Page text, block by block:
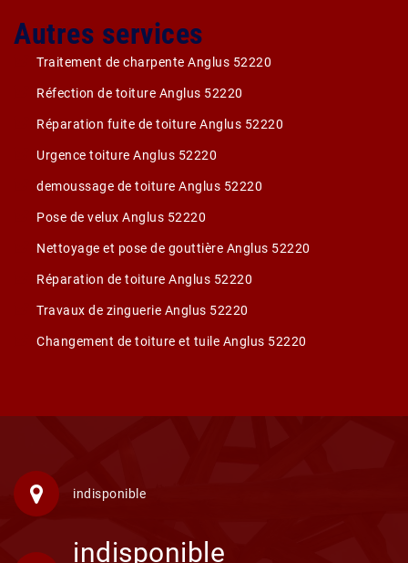
Autres services
Traitement de charpente Anglus 52220
Réfection de toiture Anglus 52220
Réparation fuite de toiture Anglus 52220
Urgence toiture Anglus 52220
demoussage de toiture Anglus 52220
Pose de velux Anglus 52220
Nettoyage et pose de gouttière Anglus 52220
Réparation de toiture Anglus 52220
Travaux de zinguerie Anglus 52220
Changement de toiture et tuile Anglus 52220
indisponible
indisponible